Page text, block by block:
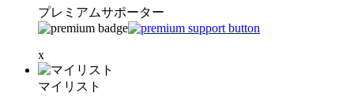
プレミアムサポーター
x
マイリスト